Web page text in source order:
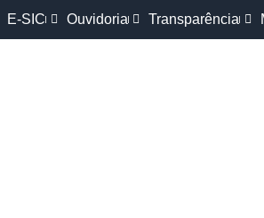
E-SIC Ouvidoria Transparência